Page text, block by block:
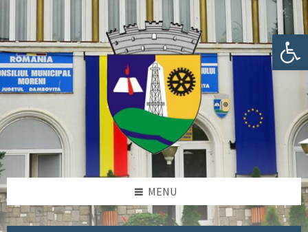
Deschide bara de unelte
sidebar
sidebar
MENU